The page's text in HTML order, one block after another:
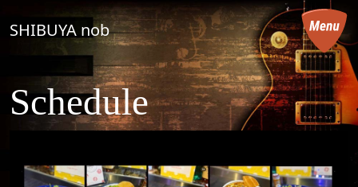
コンテンツへスキップ
メインナビゲーション
SHIBUYA nob
Schedule